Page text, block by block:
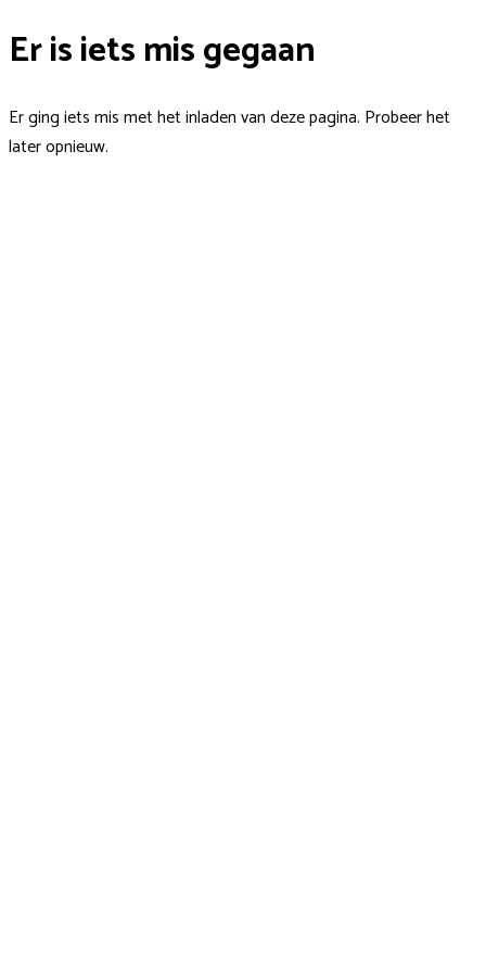
Er is iets mis gegaan
Er ging iets mis met het inladen van deze pagina. Probeer het
later opnieuw.